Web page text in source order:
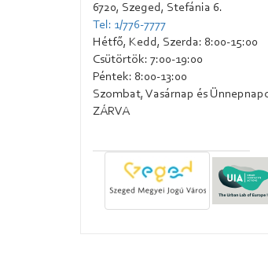
6720, Szeged, Stefánia 6.
Tel: 1/776-7777
Hétfő, Kedd, Szerda: 8:00-15:00
Csütörtök: 7:00-19:00
Péntek: 8:00-13:00
Szombat, Vasárnap és
ZÁRVA